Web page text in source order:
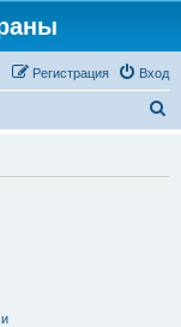
Вход
Регистрация